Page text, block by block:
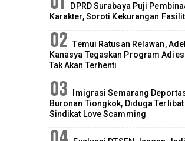
DPRD Surabaya Puji
Karakter, Soroti Kekurangan
Temui Ratusan Relawan,
Kanasya Tegaskan Program
Tak Akan Terhenti
Imigrasi Semarang
Buronan Tiongkok, Diduga Terlibat
Sindikat Love Scamming